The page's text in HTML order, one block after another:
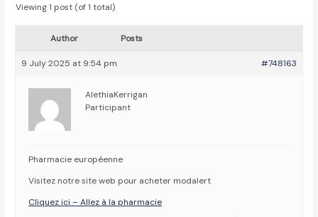
Viewing 1 post (of 1 total)
Author Posts
9 July 2025 at 9:54 pm #748163
AlethiaKerrigan
Participant
Pharmacie européenne
Visitez notre site web pour acheter modalert
Cliquez ici – Allez à la pharmacie